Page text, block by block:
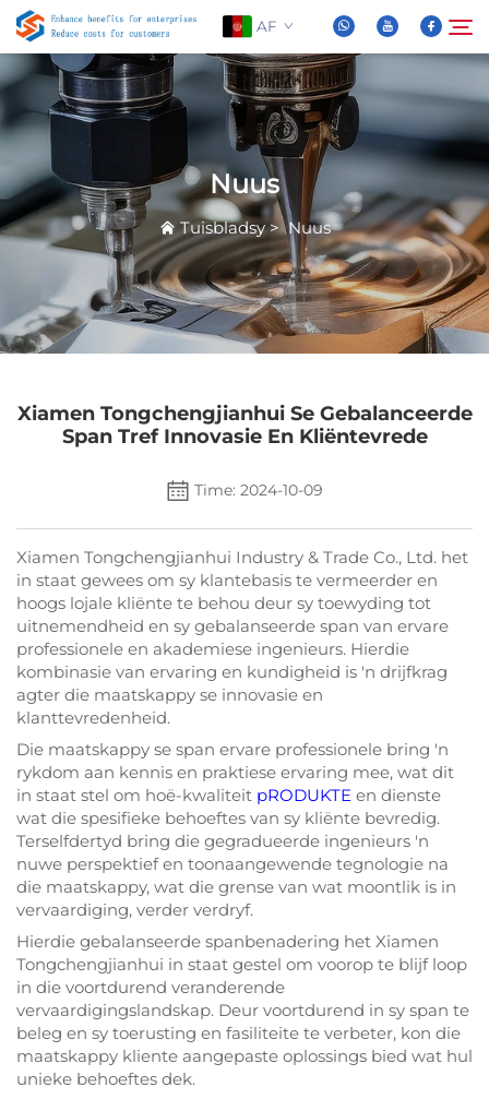
AF
Oor Ons
Produkte
FAQ
Soek
Nuus
Tuisbladsy>Nuus
Xiamen Tongchengjianhui Se Gebalanceerde
Span Tref Innovasie En Kliëntevrede
Time: 2024-10-09
Xiamen Tongchengjianhui Industry & Trade Co., Ltd. het
in staat gewees om sy klantebasis te vermeerder en
hoogs lojale kliënte te behou deur sy toewyding tot
uitnemendheid en sy gebalanseerde span van ervare
professionele en akademiese ingenieurs. Hierdie
kombinasie van ervaring en kundigheid is 'n drijfkrag
agter die maatskappy se innovasie en
klanttevredenheid.
Die maatskappy se span ervare professionele bring 'n
rykdom aan kennis en praktiese ervaring mee, wat dit
in staat stel om hoë-kwaliteit pRODUKTE en dienste
wat die spesifieke behoeftes van sy kliënte bevredig.
Terselfdertyd bring die gegradueerde ingenieurs 'n
nuwe perspektief en toonaangewende tegnologie na
die maatskappy, wat die grense van wat moontlik is in
vervaardiging, verder verdryf.
Hierdie gebalanseerde spanbenadering het Xiamen
Tongchengjianhui in staat gestel om voorop te blijf loop
in die voortdurend veranderende
vervaardigingslandskap. Deur voortdurend in sy span te
beleg en sy toerusting en fasiliteite te verbeter, kon die
maatskappy kliente aangepaste oplossings bied wat hul
unieke behoeftes dek.